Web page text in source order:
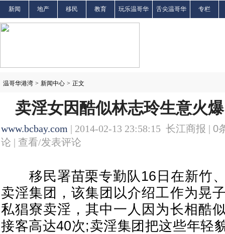
新闻 地产 移民 教育 玩乐温哥华 舌尖温哥华 专栏
温哥华港湾 > 新闻中心 > 正文
卖淫女因酷似林志玲生意火
www.bcbay.com | 2014-02-13 23:58:15 长江商报 | 0
论 | 查看/发表评论
移民署苗栗专勤队16日在新竹、
卖淫集团，该集团以介绍工作为晃
私猖寮卖淫，其中一人因为长相酷
接客高达40次;卖淫集团把这些年轻